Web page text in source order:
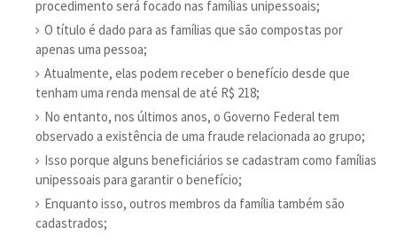
procedimento será focado nas famílias unipessoais;
O título é dado para as famílias que são compostas por
apenas uma pessoa;
Atualmente, elas podem receber o benefício desde que
tenham uma renda mensal de até R$ 218;
No entanto, nos últimos anos, o Governo Federal tem
observado a existência de uma fraude relacionada ao grupo;
Isso porque alguns beneficiários se cadastram como famílias
unipessoais para garantir o benefício;
Enquanto isso, outros membros da família também são
cadastrados;